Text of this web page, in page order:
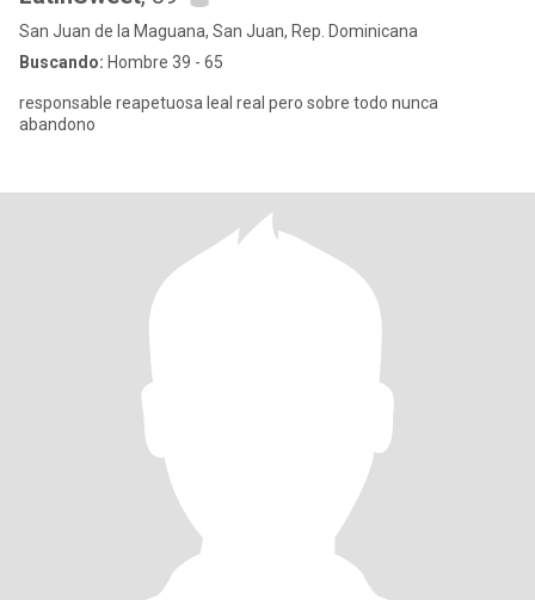
San Juan de la Maguana, San Juan, Rep. Dominicana
Buscando: Hombre 39 - 65
responsable reapetuosa leal real pero sobre todo nunca
abandono